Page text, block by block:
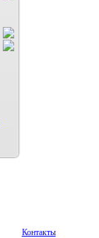
Контакты